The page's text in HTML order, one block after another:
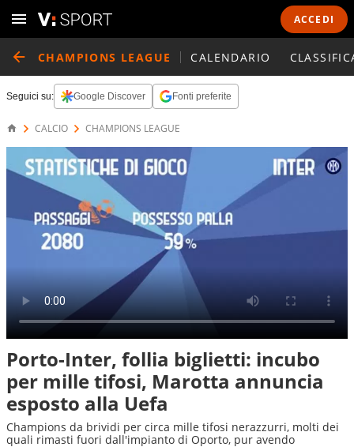
ACCEDI
CHAMPIONS LEAGUE CALENDARIO
Seguici su: Google Discover Fonti preferite
CALCIO CHAMPIONS LEAGUE
Porto-Inter, follia biglietti: incubo
per mille tifosi, Marotta annuncia
esposto alla Uefa
Champions da brividi per circa mille tifosi nerazzurri, molti dei
quali rimasti fuori dall'impianto di Oporto, pur avendo